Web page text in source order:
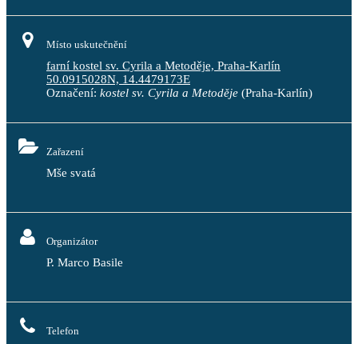
Místo uskutečnění
farní kostel sv. Cyrila a Metoděje, Praha-Karlín
50.0915028N, 14.4479173E
Označení: kostel sv. Cyrila a Metoděje (Praha-Karlín)
Zařazení
Mše svatá
Organizátor
P. Marco Basile
Telefon